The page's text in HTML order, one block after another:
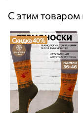
С этим товаром
Скидка 40%